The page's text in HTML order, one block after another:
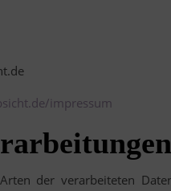
impressum
der verarbeiteten